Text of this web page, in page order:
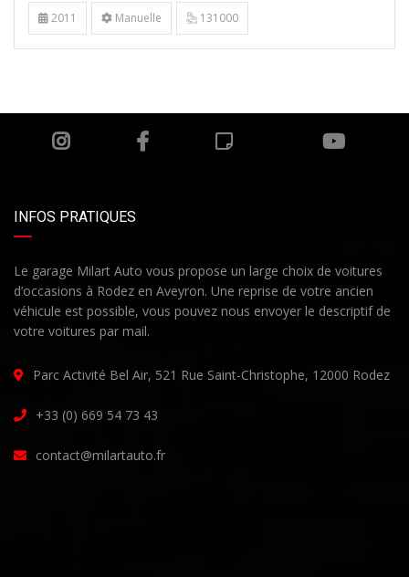
2011 Manuelle 131000
INFOS PRATIQUES
Le garage Milart Auto vous propose un large choix de voitures
d’occasions à Rodez en Aveyron. Une reprise de votre ancien
véhicule est possible, vous pouvez nous envoyer le descriptif de
votre voitures par mail.
Parc Activité Bel Air, 521 Rue Saint-Christophe, 12000 Rodez
+33 (0) 669 54 73 43
contact@milartauto.fr